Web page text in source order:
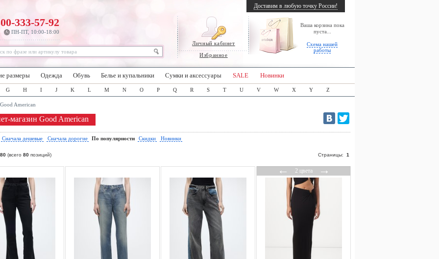
Личный кабинет
Избранное
Ваша корзина пока
пуста...
Схема нашей
работы
333-57-92
ПН-ПТ, 10:00-18:00
Доставим в любую точку России!
размеры Одежда Обувь Белье и купальники Сумки и аксессуары SALE Новинки
G H I J K L M N O P Q R S T U V W X Y Z
Good American
магазин Good American
Сначала дешевые Сначала дорогие По популярности Скидки Новинки
80 (всего 80 позиций) Страницы: 1
←2 цвета→